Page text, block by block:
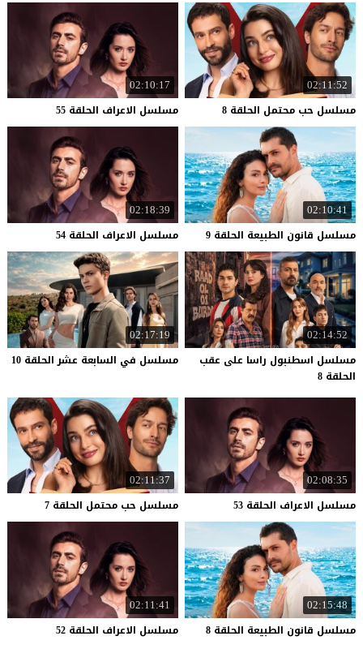
02:11:52
مسلسل حب محتمل الحلقة 8
02:10:17
مسلسل الاعراف الحلقة 55
02:10:41
مسلسل قانون الطبيعة الحلقة 9
02:18:39
مسلسل الاعراف الحلقة 54
02:14:52
مسلسل اسطنبول راسا على عقب
الحلقة 8
02:17:19
مسلسل في السابعة عشر الحلقة 10
02:08:35
مسلسل الاعراف الحلقة 53
02:11:37
مسلسل حب محتمل الحلقة 7
02:15:48
مسلسل قانون الطبيعة الحلقة 8
02:11:41
مسلسل الاعراف الحلقة 52